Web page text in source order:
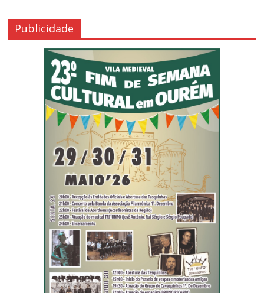
Publicidade